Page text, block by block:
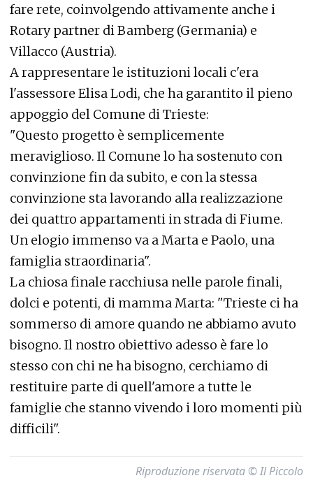
fare rete, coinvolgendo attivamente anche i
Rotary partner di Bamberg (Germania) e
Villacco (Austria).
A rappresentare le istituzioni locali c'era
l'assessore Elisa Lodi, che ha garantito il pieno
appoggio del Comune di Trieste:
"Questo progetto è semplicemente
meraviglioso. Il Comune lo ha sostenuto con
convinzione fin da subito, e con la stessa
convinzione sta lavorando alla realizzazione
dei quattro appartamenti in strada di Fiume.
Un elogio immenso va a Marta e Paolo, una
famiglia straordinaria".
La chiosa finale racchiusa nelle parole finali,
dolci e potenti, di mamma Marta: "Trieste ci ha
sommerso di amore quando ne abbiamo avuto
bisogno. Il nostro obiettivo adesso è fare lo
stesso con chi ne ha bisogno, cerchiamo di
restituire parte di quell'amore a tutte le
famiglie che stanno vivendo i loro momenti più
difficili".
Riproduzione riservata © Il Piccolo